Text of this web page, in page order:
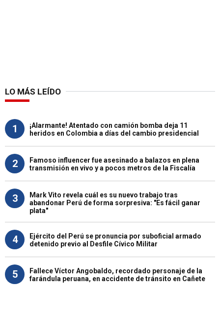
LO MÁS LEÍDO
1
¡Alarmante! Atentado con camión bomba deja 11
heridos en Colombia a días del cambio presidencial
2
Famoso influencer fue asesinado a balazos en plena
transmisión en vivo y a pocos metros de la Fiscalía
3
Mark Vito revela cuál es su nuevo trabajo tras
abandonar Perú de forma sorpresiva: "Es fácil ganar
plata"
4
Ejército del Perú se pronuncia por suboficial armado
detenido previo al Desfile Cívico Militar
5
Fallece Víctor Angobaldo, recordado personaje de la
farándula peruana, en accidente de tránsito en Cañete